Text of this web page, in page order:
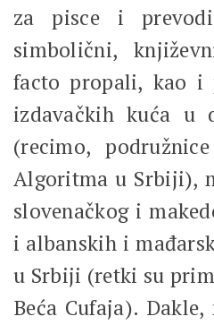
za pisce i
simbolični,
facto propali, kao i
izdavačkih kuća u
(recimo,
Algoritma u Srbiji),
slovenačkog i
i albanskih i
u Srbiji (retki su
Beća Cufaja).